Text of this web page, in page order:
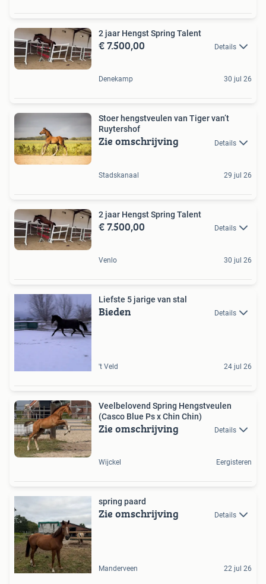
2 jaar Hengst Spring Talent
€ 7.500,00 Details
Denekamp 30 jul 26
Stoer hengstveulen van Tiger van’t
Ruytershof
Zie omschrijving Details
Stadskanaal 29 jul 26
2 jaar Hengst Spring Talent
€ 7.500,00 Details
Venlo 30 jul 26
Liefste 5 jarige van stal ️
Bieden Details
't Veld 24 jul 26
Veelbelovend Spring Hengstveulen
(Casco Blue Ps x Chin Chin)
Zie omschrijving Details
Wijckel Eergisteren
spring paard
Zie omschrijving Details
Manderveen 22 jul 26